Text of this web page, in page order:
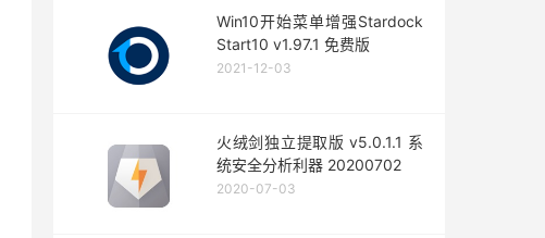
Win10开始菜单增强Stardock
Start10 v1.97.1 免费版
2021-12-03
火绒剑独立提取版 v5.0.1.1 系
统安全分析利器 20200702
2020-07-03